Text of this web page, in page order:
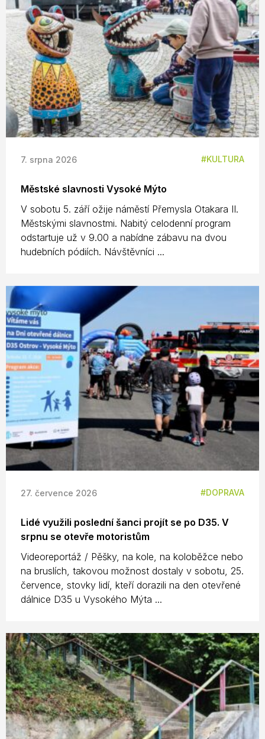
7. srpna 2026 KULTURA
Městské slavnosti Vysoké Mýto
V sobotu 5. září ožije náměstí Přemysla Otakara II.
Městskými slavnostmi. Nabitý celodenní program
odstartuje už v 9.00 a nabídne zábavu na dvou
hudebních pódiích. Návštěvníci ...
27. července 2026 DOPRAVA
Lidé využili poslední šanci projít se po D35. V
srpnu se otevře motoristům
Videoreportáž / Pěšky, na kole, na koloběžce nebo
na bruslích, takovou možnost dostaly v sobotu, 25.
července, stovky lidí, kteří dorazili na den otevřené
dálnice D35 u Vysokého Mýta ...